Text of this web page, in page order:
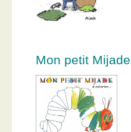
Mon petit